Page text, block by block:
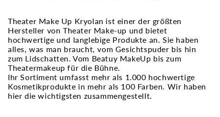
Theater Make Up Kryolan ist einer der größten
Hersteller von Theater Make-up und bietet
hochwertige und langlebige Produkte an. Sie haben
alles, was man braucht, vom Gesichtspuder bis hin
zum Lidschatten. Vom Beatuy MakeUp bis zum
Theatermakeup für die Bühne.
Ihr Sortiment umfasst mehr als 1.000 hochwertige
Kosmetikprodukte in mehr als 100 Farben. Wir haben
hier die wichtigsten zusammengestellt.